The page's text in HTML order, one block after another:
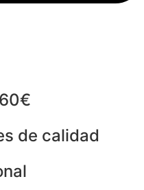
de calidad